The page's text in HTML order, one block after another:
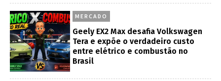
MERCADO
Geely EX2 Max desafia Volkswagen
Tera e expõe o verdadeiro custo
entre elétrico e combustão no
Brasil